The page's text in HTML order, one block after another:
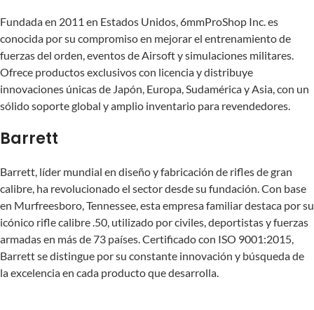
Fundada en 2011 en Estados Unidos, 6mmProShop Inc. es
conocida por su compromiso en mejorar el entrenamiento de
fuerzas del orden, eventos de Airsoft y simulaciones militares.
Ofrece productos exclusivos con licencia y distribuye
innovaciones únicas de Japón, Europa, Sudamérica y Asia, con un
sólido soporte global y amplio inventario para revendedores.
Barrett
Barrett, líder mundial en diseño y fabricación de rifles de gran
calibre, ha revolucionado el sector desde su fundación. Con base
en Murfreesboro, Tennessee, esta empresa familiar destaca por su
icónico rifle calibre .50, utilizado por civiles, deportistas y fuerzas
armadas en más de 73 países. Certificado con ISO 9001:2015,
Barrett se distingue por su constante innovación y búsqueda de
la excelencia en cada producto que desarrolla.